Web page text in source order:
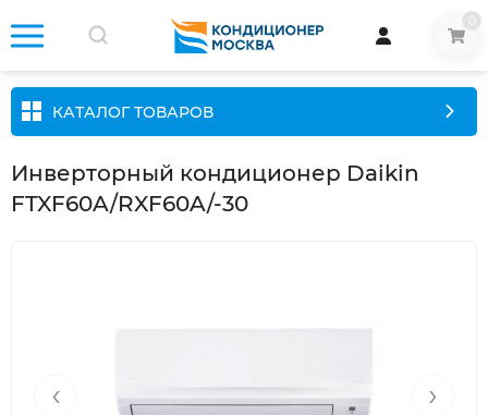
КАТАЛОГ ТОВАРОВ
Инверторный кондиционер Daikin
FTXF60A/RXF60A/-30
‹ ›